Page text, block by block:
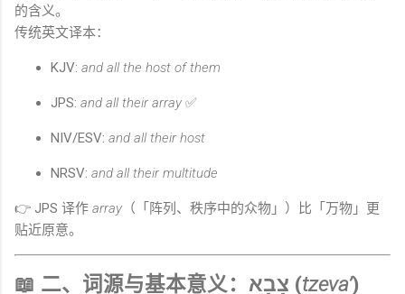
的含义。
传统英文译本：
KJV: and all the host of them
JPS: and all their array ✅
NIV/ESV: and all their host
NRSV: and all their multitude
👉 JPS 译作 array （「阵列、秩序中的众物」）比「万物」更
贴近原意。
📖 二、词源与基本意义：צָבָא (tzeva’)